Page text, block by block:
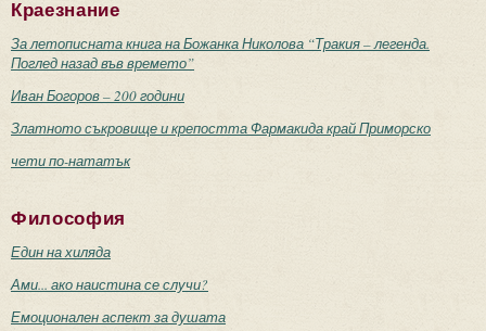
Краезнание
За летописната книга на Божанка Николова “Тракия – легенда.
Поглед назад във времето”
Иван Богоров – 200 години
Златното съкровище и крепостта Фармакида край Приморско
чети по-нататък
Философия
Един на хиляда
Ами... ако наистина се случи?
Емоционален аспект за душата